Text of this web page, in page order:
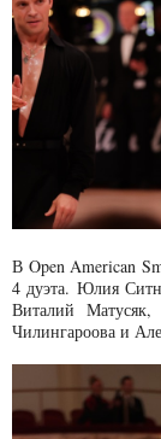
В Open American
4 дуэта. Юлия
Виталий
Чилингароова и